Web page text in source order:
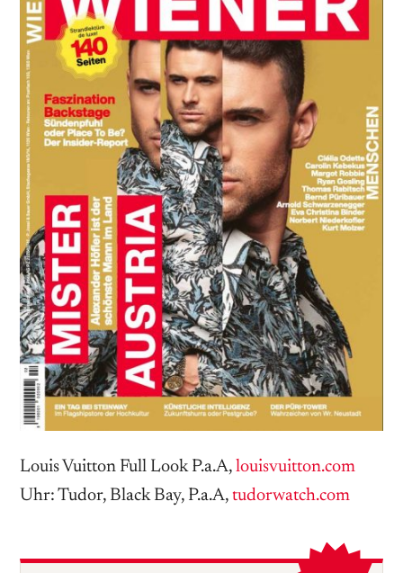
Louis Vuitton Full Look P.a.A, louisvuitton.com
Uhr: Tudor, Black Bay, P.a.A, tudorwatch.com